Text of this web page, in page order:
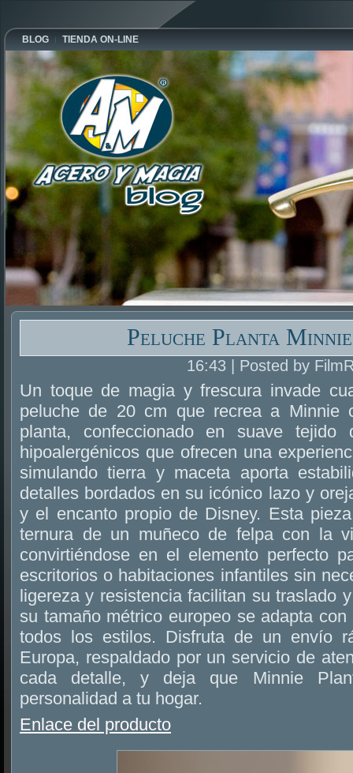
BLOG TIENDA ON-LINE
Peluche Planta
16:43 | Posted by
Un toque de magia y frescura invade
peluche de 20 cm que recrea a Minnie
planta, confeccionado en suave tejido
hipoalergénicos que ofrecen una
simulando tierra y maceta aporta
detalles bordados en su icónico lazo y
y el encanto propio de Disney. Esta
ternura de un muñeco de felpa con la
convirtiéndose en el elemento perfecto
escritorios o habitaciones infantiles sin
ligereza y resistencia facilitan su traslado
su tamaño métrico europeo se adapta
todos los estilos. Disfruta de un envío
Europa, respaldado por un servicio de
cada detalle, y deja que Minnie
personalidad a tu hogar.
Enlace del producto